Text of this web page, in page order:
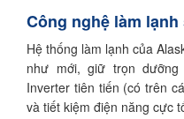
Công nghệ làm lạnh
Hệ thống làm lạnh của
như mới, giữ trọn
Inverter tiên tiến (có trên
và tiết kiệm điện năng cực